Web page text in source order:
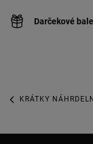
Darčekové
KRÁTKY